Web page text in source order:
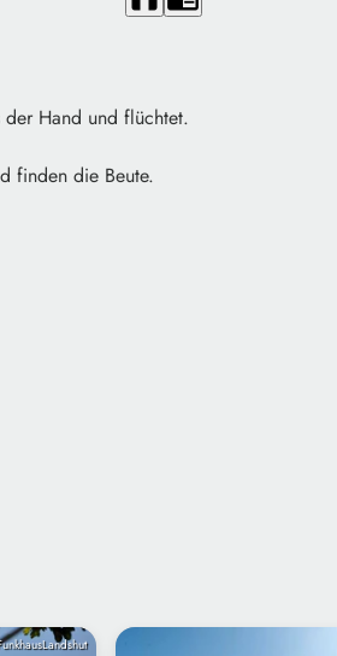
Hand und flüchtet.
finden die Beute.